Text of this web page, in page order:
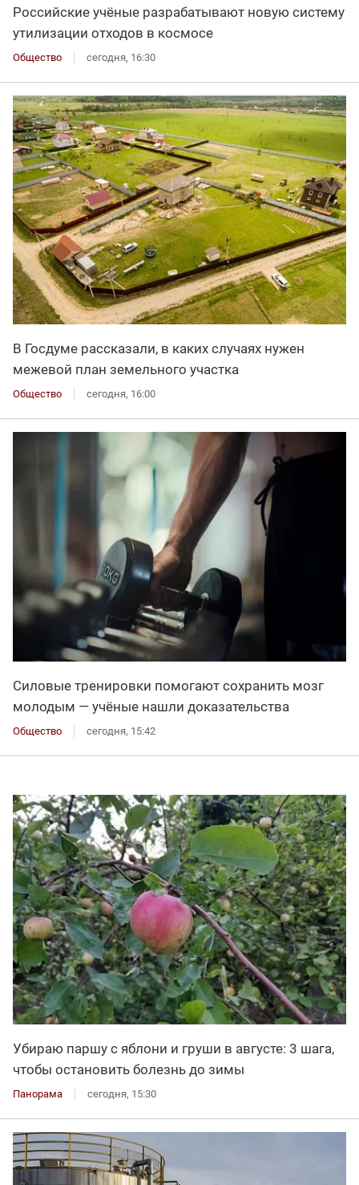
Российские учёные разрабатывают новую систему
утилизации отходов в космосе
Общество сегодня, 16:30
В Госдуме рассказали, в каких случаях нужен
межевой план земельного участка
Общество сегодня, 16:00
Силовые тренировки помогают сохранить мозг
молодым — учёные нашли доказательства
Общество сегодня, 15:42
Убираю паршу с яблони и груши в августе: 3 шага,
чтобы остановить болезнь до зимы
Панорама сегодня, 15:30